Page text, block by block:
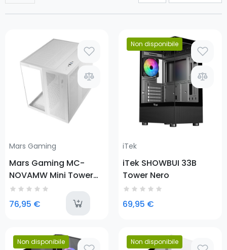
Mars Gaming
Mars Gaming MC-
NOVAMW Mini Tower
Bianco
76,95 €
last-items
Non disponibile
Prezzo
iTek
iTek SHOWBUI 33B
Tower Nero
69,95 €
Non disponibile Non disponibile